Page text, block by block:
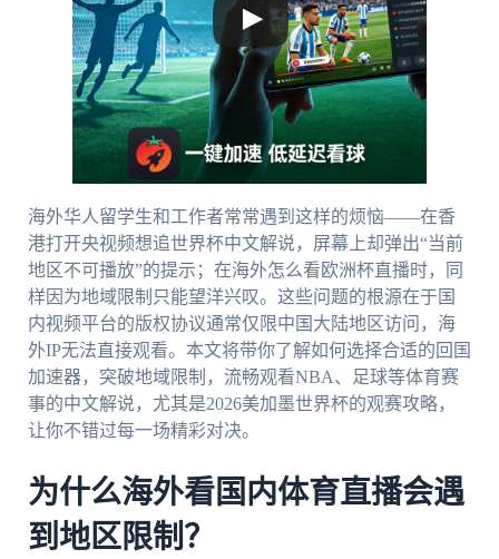
海外华人留学生和工作者常常遇到这样的烦恼——在香
港打开央视频想追世界杯中文解说，屏幕上却弹出“当前
地区不可播放”的提示；在海外怎么看欧洲杯直播时，同
样因为地域限制只能望洋兴叹。这些问题的根源在于国
内视频平台的版权协议通常仅限中国大陆地区访问，海
外IP无法直接观看。本文将带你了解如何选择合适的回国
加速器，突破地域限制，流畅观看NBA、足球等体育赛
事的中文解说，尤其是2026美加墨世界杯的观赛攻略，
让你不错过每一场精彩对决。
为什么海外看国内体育直播会遇
到地区限制？